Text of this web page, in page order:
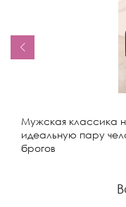
Мужская классика
идеальную пару
брогов